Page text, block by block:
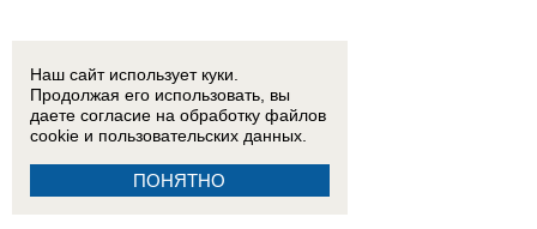
Наш сайт использует куки.
Продолжая его использовать, вы
даете согласие на обработку файлов
cookie и пользовательских данных.
ПОНЯТНО